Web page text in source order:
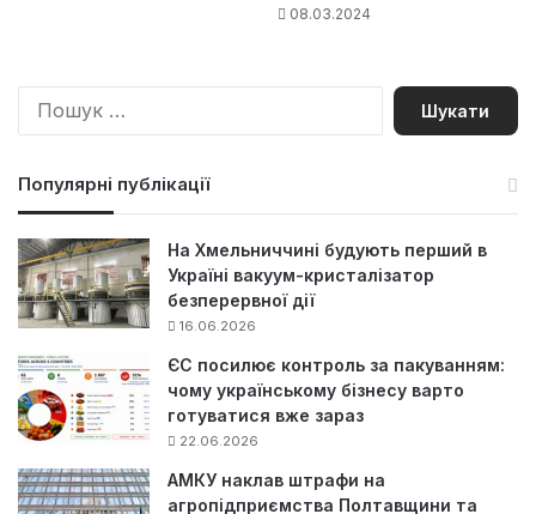
08.03.2024
П
Популярні публікації
На Хмельниччині будують перший в
Україні вакуум-кристалізатор
безперервної дії
16.06.2026
ЄС посилює контроль за пакуванням:
чому українському бізнесу варто
готуватися вже зараз
22.06.2026
АМКУ наклав штрафи на
агропідприємства Полтавщини та